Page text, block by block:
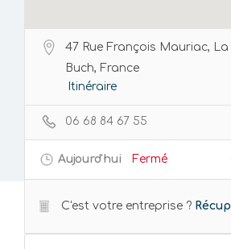
47 Rue François Mauriac, La
Buch, France
Itinéraire
06 68 84 67 55
Aujourd'hui Fermé
C'est votre entreprise ?